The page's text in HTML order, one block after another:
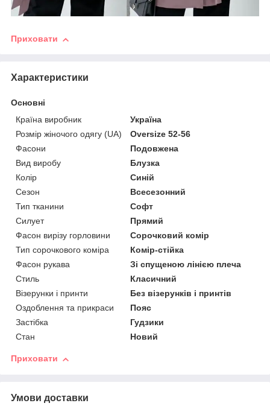
Приховати
Характеристики
Основні
Країна виробник
Україна
Розмір жіночого одягу (UA)
Oversize 52-56
Фасони
Подовжена
Вид виробу
Блузка
Колір
Синій
Сезон
Всесезонний
Тип тканини
Софт
Силует
Прямий
Фасон вирізу горловини
Сорочковий комір
Тип сорочкового коміра
Комір-стійка
Фасон рукава
Зі спущеною лінією плеча
Стиль
Класичний
Візерунки і принти
Без візерунків і принтів
Оздоблення та прикраси
Пояс
Застібка
Гудзики
Стан
Новий
Приховати
Умови доставки